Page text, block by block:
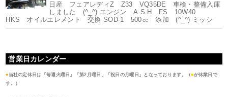
日産 フェアレディZ Z33 VQ35DE 車検・整備入庫
しました (^_^) エンジン A.S.H FS 10W40
HKS オイルエレメント 交換 SOD-1 500㏄ 添加 (^_^) ミッシ
営業日カレンダー
● 当社の定休日は「毎週火曜日」「第2月曜日」「祝日の月曜日」となっております。（■が休業日で
す。）